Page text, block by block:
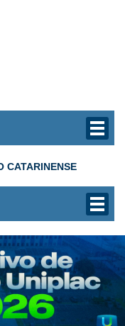
CATARINENSE